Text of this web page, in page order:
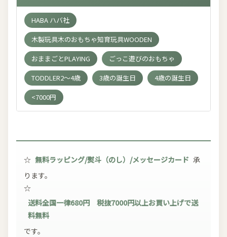
HABA ハバ社
木製玩具木のおもちゃ知育玩具WOODEN
おままごとPLAYING
ごっこ遊びのおもちゃ
TODDLER2～4歳
3歳の誕生日
4歳の誕生日
<7000円
☆ 無料ラッピング/熨斗（のし）/メッセージカード 承
ります。
☆
送料全国一律680円 税抜7000円以上お買い上げで送
料無料
です。